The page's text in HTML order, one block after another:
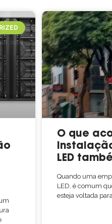
O que
LED
Quando uma
LED, é comum
esteja voltada